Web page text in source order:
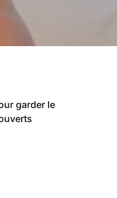
garder le